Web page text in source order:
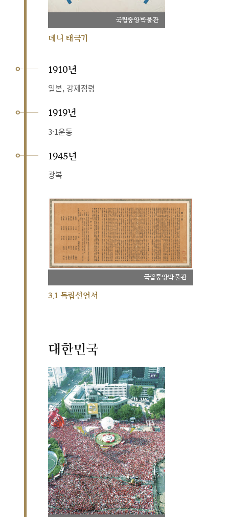
국립중앙박물관
데니 태극기
1910년
일본, 강제점령
1919년
3·1운동
1945년
광복
국립중앙박물관
3.1 독립선언서
대한민국